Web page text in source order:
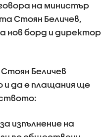
на министър
Стоян Беличев,
нов борд и директор
Беличев
и да е плащания ще
изпълнение на